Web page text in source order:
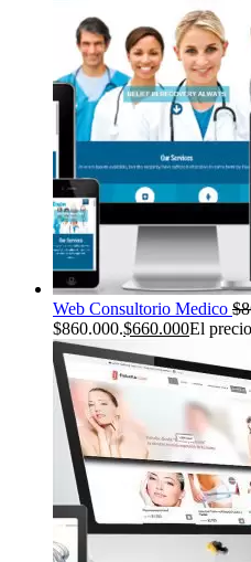
Web Consultorio Medico $
$860.000.$660.000El